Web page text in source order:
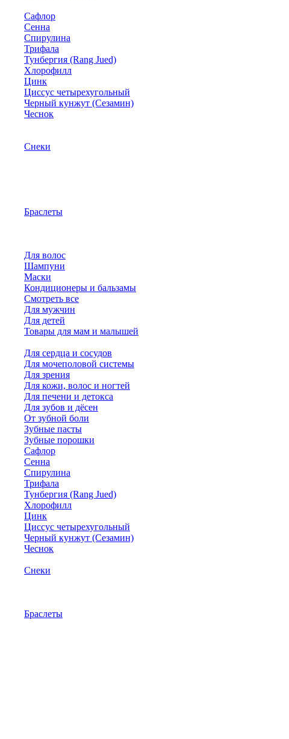
Сафлор
Сенна
Спирулина
Трифала
Тунбергия (Rang Jued)
Хлорофилл
Цинк
Циссус четырехугольный
Черный кунжут (Сезамин)
Чеснок
Снеки
Браслеты
Для волос
Шампуни
Маски
Кондиционеры и бальзамы
Смотреть все
Для мужчин
Для детей
Товары для мам и малышей
Для сердца и сосудов
Для мочеполовой системы
Для зрения
Для кожи, волос и ногтей
Для печени и детокса
Для зубов и дёсен
От зубной боли
Зубные пасты
Зубные порошки
Сафлор
Сенна
Спирулина
Трифала
Тунбергия (Rang Jued)
Хлорофилл
Цинк
Циссус четырехугольный
Черный кунжут (Сезамин)
Чеснок
Снеки
Браслеты